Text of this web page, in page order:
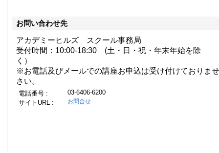
お問い合わせ先
アカデミーヒルズ スクール事務局
受付時間：10:00-18:30 (土・日・祝・年末年始を除
く）
※お電話及びメールでの講座お申込は受け付けておりま
さい。
電話番号 :
03-6406-6200
サイトURL :
お問合せ